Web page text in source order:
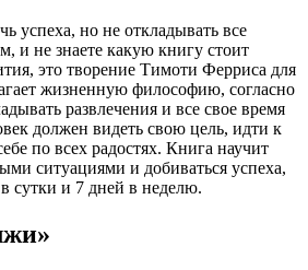
успеха, но не откладывать все
и не знаете какую книгу стоит
это творение Тимоти Ферриса для
жизненную философию, согласно
развлечения и все свое время
должен видеть свою цель, идти к
по всех радостях. Книга научит
ситуациями и добиваться успеха,
в сутки и 7 дней в неделю.